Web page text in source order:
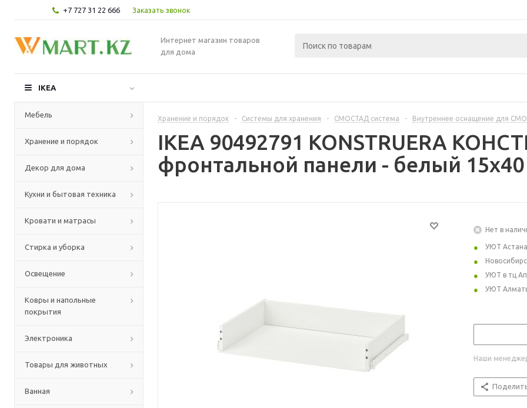
+7 727 31 22 666 Заказать звонок
Интернет магазин товаров
для дома
IKEA
Мебель
Хранение и порядок
Декор для дома
Кухни и бытовая техника
Кровати и матрасы
Стирка и уборка
Освещение
Ковры и напольные
покрытия
Электроника
Товары для животных
Ванная
Хранение и порядок - Системы для хранения - СМОСТАД система - Внутреннее оснащение для
IKEA 90492791 KONSTRUERA
фронтальной панели - белый
Нет в
УЮТ Астана
УЮТ в тц
УЮТ
Наши